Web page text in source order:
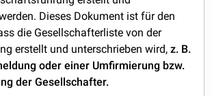
Dieses Dokument ist für den
die Gesellschafterliste von der
erstellt und unterschrieben wird,z. B.
oder einer Umfirmierung bzw.
der Gesellschafter.